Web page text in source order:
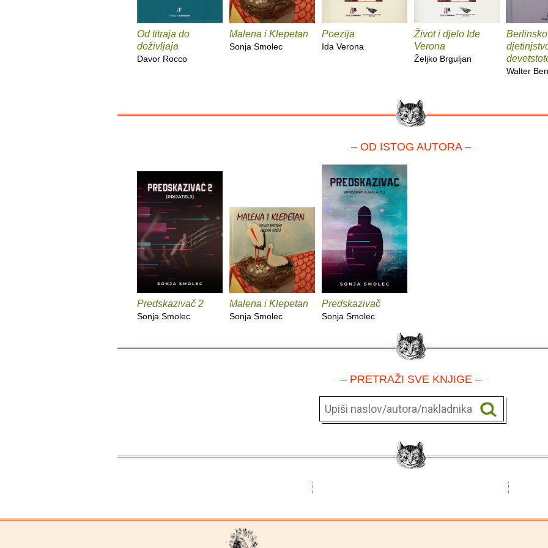
Od titraja do
doživljaja
Davor Rocco
Malena i Klepetan
Sonja Smolec
Poezija
Ida Verona
Život i djelo Ide
Verona
Željko Brguljan
Berlinsko
Walter
– OD ISTOG AUTORA –
Predskazivač 2
Sonja Smolec
Malena i Klepetan
Sonja Smolec
Predskazivač
Sonja Smolec
– PRETRAŽI SVE KNJIGE –